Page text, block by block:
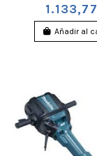
Añadir al